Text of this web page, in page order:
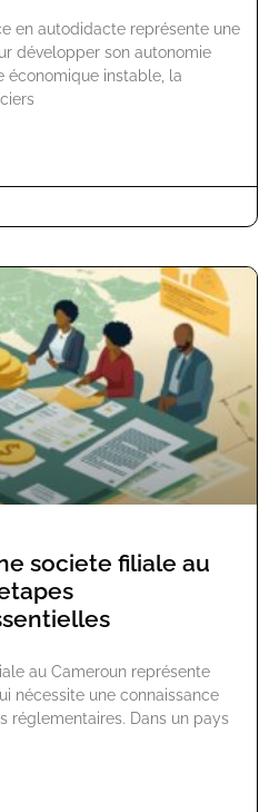
en autodidacte représente une
développer son autonomie
économique instable, la
societe filiale au
au Cameroun représente
nécessite une connaissance
réglementaires. Dans un pays